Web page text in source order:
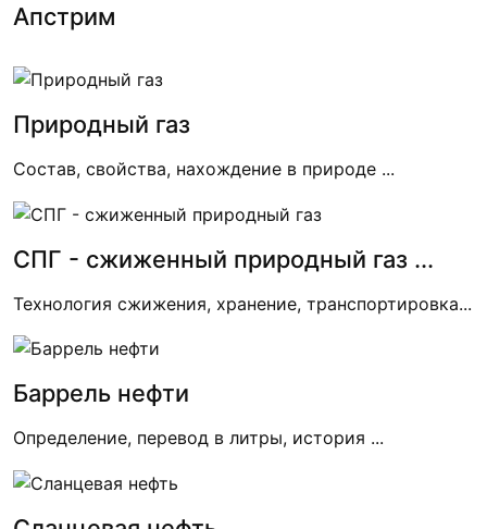
Апстрим
Природный газ
Состав, свойства, нахождение в природе ...
СПГ - сжиженный природный газ ...
Технология сжижения, хранение, транспортировка...
Баррель нефти
Определение, перевод в литры, история ...